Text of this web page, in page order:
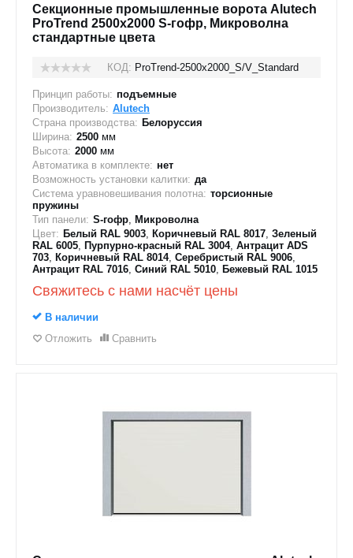
Секционные промышленные ворота Alutech
ProTrend 2500х2000 S-гофр, Микроволна
стандартные цвета
КОД: ProTrend-2500х2000_S/V_Standard
Принцип работы: подъемные
Производитель: Alutech
Страна производства: Белоруссия
Ширина: 2500 мм
Высота: 2000 мм
Автоматика в комплекте: нет
Возможность установки калитки: да
Система уравновешивания полотна: торсионные
пружины
Тип панели: S-гофр, Микроволна
Цвет: Белый RAL 9003, Коричневый RAL 8017, Зеленый
RAL 6005, Пурпурно-красный RAL 3004, Антрацит ADS
703, Коричневый RAL 8014, Серебристый RAL 9006,
Антрацит RAL 7016, Синий RAL 5010, Бежевый RAL 1015
Свяжитесь с нами насчёт цены
В наличии
Отложить
Сравнить